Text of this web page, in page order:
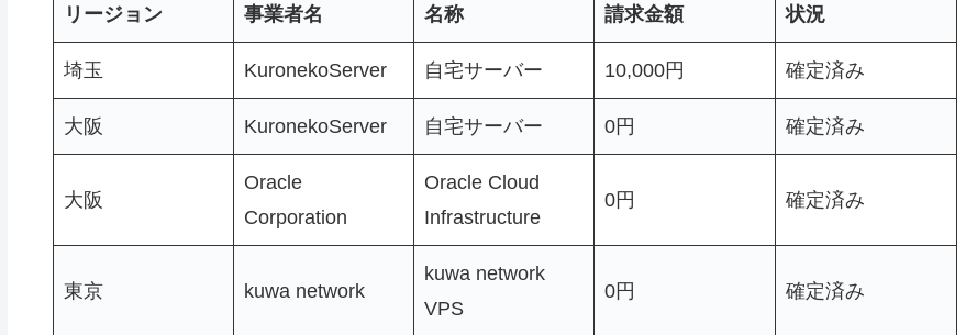
リージョン 事業者名 名称 請求金額 状況
埼玉 KuronekoServer 自宅サーバー 10,000円 確定済み
大阪 KuronekoServer 自宅サーバー 0円 確定済み
大阪
Oracle
Corporation
Oracle Cloud
Infrastructure
0円 確定済み
東京 kuwa network
kuwa network
VPS
0円 確定済み